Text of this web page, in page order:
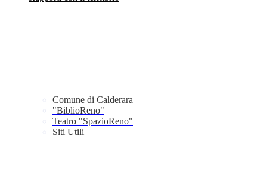
Comune di Calderara
"BiblioReno"
Teatro "SpazioReno"
Siti Utili